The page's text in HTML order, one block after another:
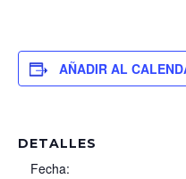
AÑADIR AL
DETALLES
Fecha: